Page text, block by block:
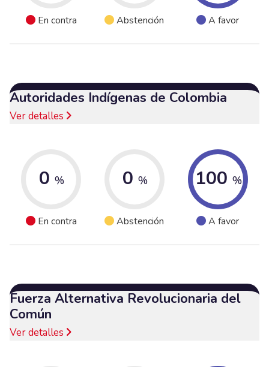
En contra Abstención A favor
Autoridades Indígenas de Colombia
Ver detalles
0 %
En contra
0 %
Abstención
100 %
A favor
Fuerza Alternativa Revolucionaria del
Común
Ver detalles